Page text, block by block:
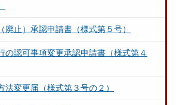
廃止）承認申請書（様式第５号）
の認可事項変更承認申請書（様式第４
法変更届（様式第３号の２）